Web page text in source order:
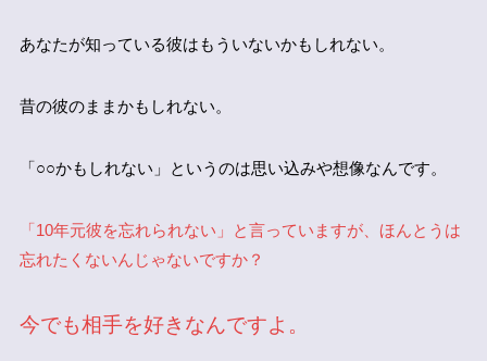
あなたが知っている彼はもういないかもしれない。
昔の彼のままかもしれない。
「○○かもしれない」というのは思い込みや想像なんです。
「10年元彼を忘れられない」と言っていますが、ほんとうは
忘れたくないんじゃないですか？
今でも相手を好きなんですよ。